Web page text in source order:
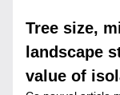
Tree size,
landscape
value of